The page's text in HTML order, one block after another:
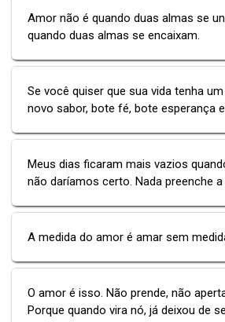
Amor não é quando duas almas se
quando duas almas se encaixam.
Se você quiser que sua vida tenha
novo sabor, bote fé, bote esperança
Meus dias ficaram mais vazios
não daríamos certo. Nada preenche
A medida do amor é amar sem
O amor é isso. Não prende, não
Porque quando vira nó, já deixou de